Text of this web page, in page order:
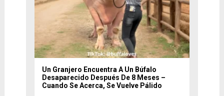
Un Granjero Encuentra A Un Búfalo
Desaparecido Después De 8 Meses –
Cuando Se Acerca, Se Vuelve Pálido